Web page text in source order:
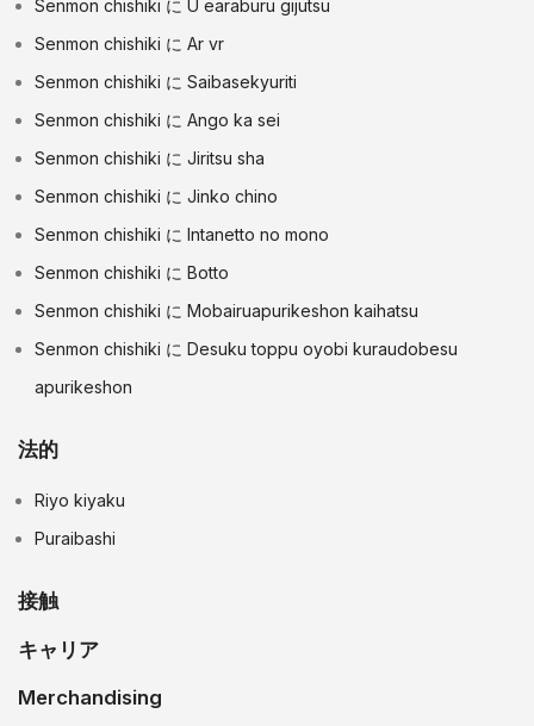
Senmon chishiki に U earaburu gijutsu
Senmon chishiki に Ar vr
Senmon chishiki に Saibasekyuriti
Senmon chishiki に Ango ka sei
Senmon chishiki に Jiritsu sha
Senmon chishiki に Jinko chino
Senmon chishiki に Intanetto no mono
Senmon chishiki に Botto
Senmon chishiki に Mobairuapurikeshon kaihatsu
Senmon chishiki に Desuku toppu oyobi kuraudobesu
apurikeshon
法的
Riyo kiyaku
Puraibashi
接触
キャリア
Merchandising